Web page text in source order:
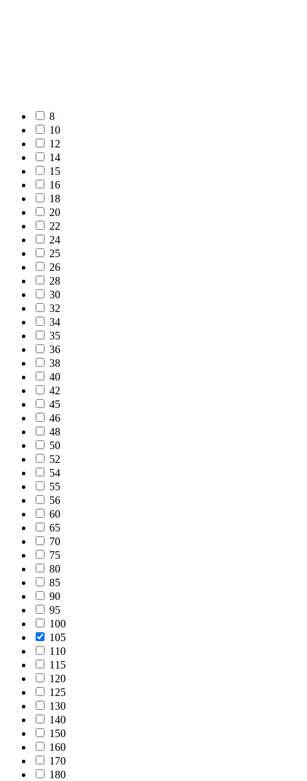
8
10
12
14
15
16
18
20
22
24
25
26
28
30
32
34
35
36
38
40
42
45
46
48
50
52
54
55
56
60
65
70
75
80
85
90
95
100
105
110
115
120
125
130
140
150
160
170
180